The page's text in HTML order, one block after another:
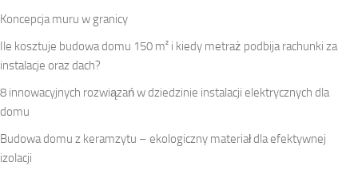
Koncepcja muru w granicy
Ile kosztuje budowa domu 150 m² i kiedy metraż podbija rachunki za
instalacje oraz dach?
8 innowacyjnych rozwiązań w dziedzinie instalacji elektrycznych dla
domu
Budowa domu z keramzytu – ekologiczny materiał dla efektywnej
izolacji